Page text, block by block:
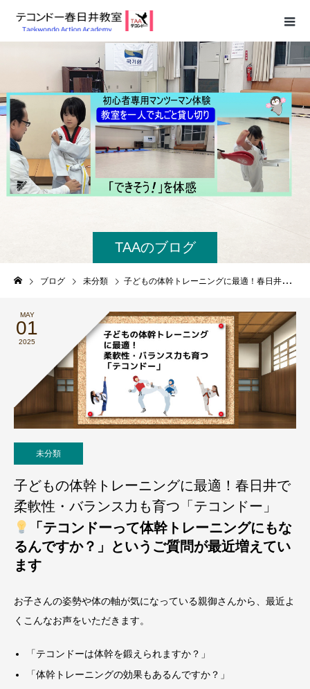
TAAのブログ
ブログ 未分類 子どもの体幹トレーニングに最適！春日井で柔軟性・バランス力も育つ「テコンドー」
MAY
01
2025
未分類
子どもの体幹トレーニングに最適！春日井で
柔軟性・バランス力も育つ「テコンドー」
「テコンドーって体幹トレーニングにもな
るんですか？」というご質問が最近増えてい
ます
お子さんの姿勢や体の軸が気になっている親御さんから、最近よ
くこんなお声をいただきます。
「テコンドーは体幹を鍛えられますか？」
「体幹トレーニングの効果もあるんですか？」